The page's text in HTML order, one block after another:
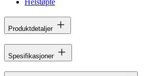
Helstøpte
Produktdetaljer
Spesifikasjoner